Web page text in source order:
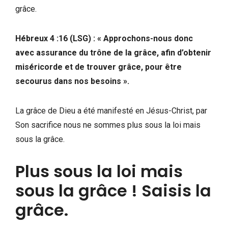
grâce.
Hébreux 4 :16 (LSG) : « Approchons-nous donc
avec assurance du trône de la grâce, afin d’obtenir
miséricorde et de trouver grâce, pour être
secourus dans nos besoins ».
La grâce de Dieu a été manifesté en Jésus-Christ, par
Son sacrifice nous ne sommes plus sous la loi mais
sous la grâce.
Plus sous la loi mais
sous la grâce ! Saisis la
grâce.